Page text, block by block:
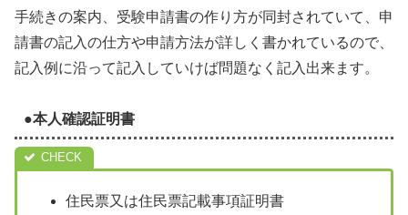
手続きの案内、受験申請書の作り方が同封されていて、申
請書の記入の仕方や申請方法が詳しく書かれているので、
記入例に沿って記入していけば問題なく記入出来ます。
●本人確認証明書
住民票又は住民票記載事項証明書